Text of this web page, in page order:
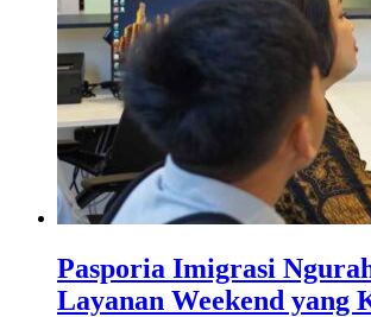
Pasporia Imigrasi
Layanan Weekend yang